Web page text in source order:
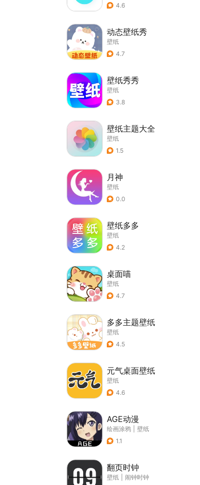
4.6
动态壁纸秀
壁纸
4.7
壁纸秀秀
壁纸
3.8
壁纸主题大全
壁纸
1.5
月神
壁纸
0.0
壁纸多多
壁纸
4.2
桌面喵
壁纸
4.7
多多主题壁纸
壁纸
4.5
元气桌面壁纸
壁纸
4.6
AGE动漫
绘画涂鸦
壁纸
1.1
翻页时钟
壁纸
闹钟时钟